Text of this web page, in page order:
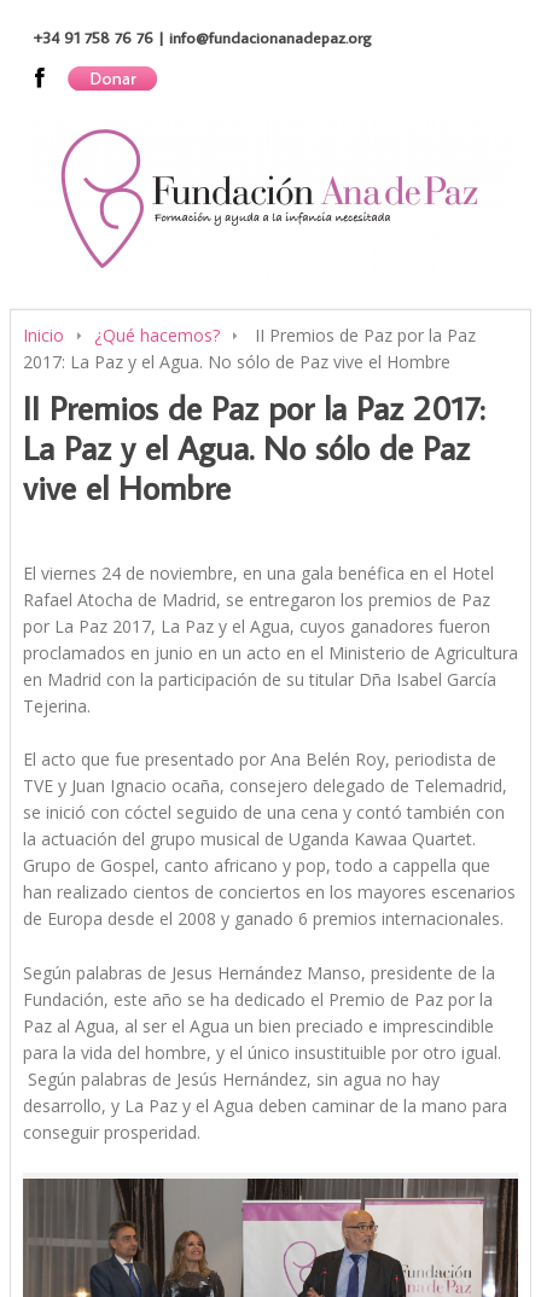
+34 91 758 76 76 | info@fundacionanadepaz.org
Inicio ¿Qué hacemos?
II Premios de Paz por la Paz
2017: La Paz y el Agua. No sólo de Paz vive el Hombre
II Premios de Paz por la Paz 2017:
La Paz y el Agua. No sólo de Paz
vive el Hombre
El viernes 24 de noviembre, en una gala benéfica en el Hotel
Rafael Atocha de Madrid, se entregaron los premios de Paz
por La Paz 2017, La Paz y el Agua, cuyos ganadores fueron
proclamados en junio en un acto en el Ministerio de Agricultura
en Madrid con la participación de su titular Dña Isabel García
Tejerina.
El acto que fue presentado por Ana Belén Roy, periodista de
TVE y Juan Ignacio ocaña, consejero delegado de Telemadrid,
se inició con cóctel seguido de una cena y contó también con
la actuación del grupo musical de Uganda Kawaa Quartet.
Grupo de Gospel, canto africano y pop, todo a cappella que
han realizado cientos de conciertos en los mayores escenarios
de Europa desde el 2008 y ganado 6 premios internacionales.
Según palabras de Jesus Hernández Manso, presidente de la
Fundación, este año se ha dedicado el Premio de Paz por la
Paz al Agua, al ser el Agua un bien preciado e imprescindible
para la vida del hombre, y el único insustituible por otro igual.
Según palabras de Jesús Hernández, sin agua no hay
desarrollo, y La Paz y el Agua deben caminar de la mano para
conseguir prosperidad.